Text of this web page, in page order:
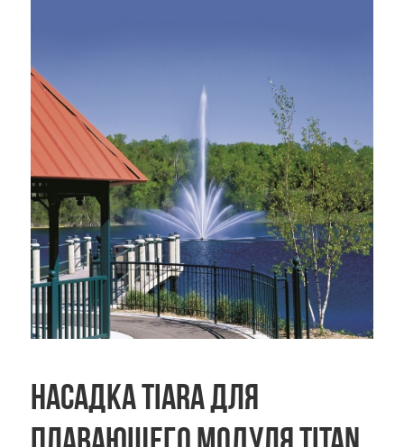
Насадка Tiara для